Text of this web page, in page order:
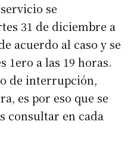
se
31 de diciembre a
acuerdo al caso y se
1ero a las 19 horas.
de interrupción,
es por eso que se
consultar en cada